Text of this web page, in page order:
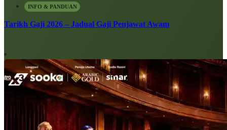
INFO & PANDUAN
Tarikh Gaji 2026 – Jadual Gaji Penjawat Awam